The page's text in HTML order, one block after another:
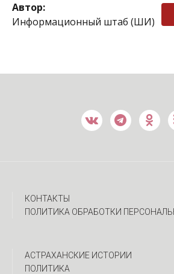
Автор:
Информационный штаб (ШИ)
КОНТАКТЫ
ПОЛИТИКА ОБРАБОТКИ
АСТРАХАНСКИЕ ИСТОРИИ
ПОЛИТИКА